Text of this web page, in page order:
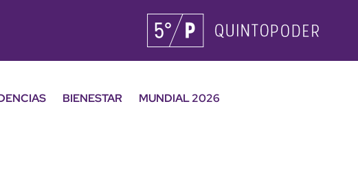
BIENESTAR
MUNDIAL 2026